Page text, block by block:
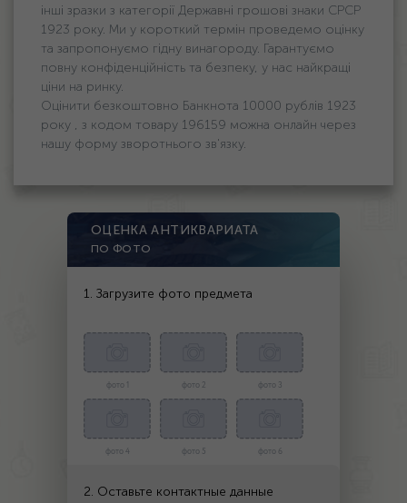
інші зразки з категорії Державні грошові знаки СРСР
1923 року. Ми у короткий термін проведемо оцінку
та запропонуємо гідну винагороду. Гарантуємо
повну конфіденційність та безпеку, у нас найкращі
ціни на ринку.
Оцінити безкоштовно Банкнота 10000 рублів 1923
року , з кодом товару 196159 можна онлайн через
нашу форму зворотнього зв'язку.
ОЦЕНКА АНТИКВАРИАТА
ПО ФОТО
1. Загрузите фото предмета
фото 1 фото 2 фото 3
фото 4 фото 5 фото 6
2. Оставьте контактные данные